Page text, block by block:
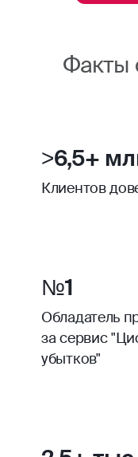
Факты
>6,5+
Клиентов
№1
Обладатель
за сервис
убытков"